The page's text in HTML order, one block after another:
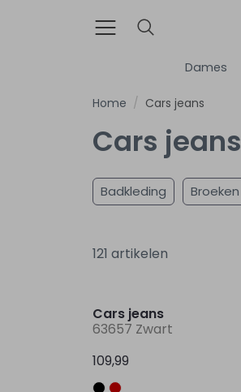
Dames
Home Cars jeans
Cars jeans
Badkleding Broeken
121 artikelen
Cars jeans
63657 Zwart
109,99